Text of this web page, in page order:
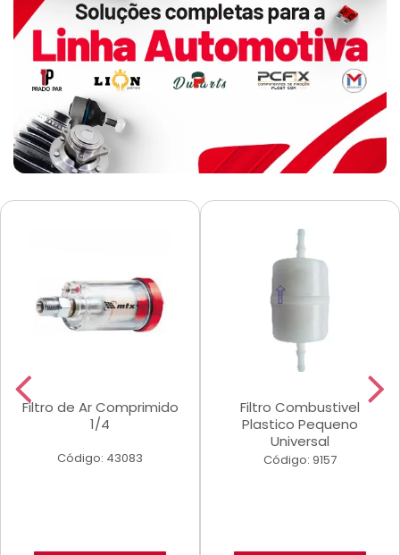
Filtro de Ar Comprimido
1/4
Código: 43083
Filtro Combustivel
Plastico Pequeno
Universal
Código: 9157